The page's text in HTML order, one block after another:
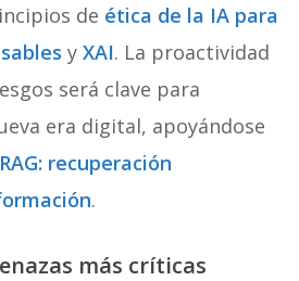
de ética de la IA para
yXAI. La proactividad
será clave para
era digital, apoyándose
RAG: recuperación
.
más críticas